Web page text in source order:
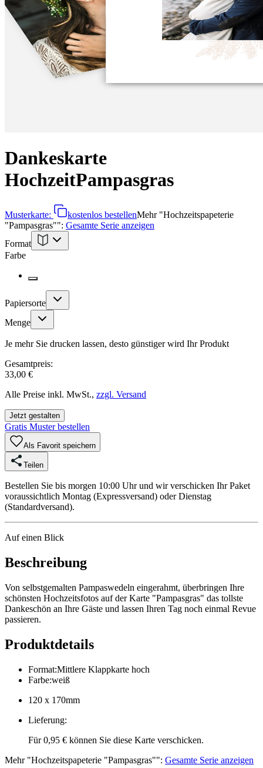
Dankeskarte
HochzeitPampasgras
Musterkarte: kostenlos bestellenMehr"Hochzeitspapeterie
"Pampasgras"": Gesamte Serie anzeigen
Format
Farbe
Papiersorte
Menge
Je mehr Sie drucken lassen, desto günstiger wird Ihr Produkt
Gesamtpreis:
33,00 €
Alle Preise inkl. MwSt., zzgl. Versand
Jetzt gestalten
Gratis Muster bestellen
Als Favorit speichern
Teilen
Bestellen Sie bis morgen 10:00 Uhr und wir verschicken Ihr Paket
voraussichtlich Montag (Expressversand) oder Dienstag
(Standardversand).
Auf einen Blick
Beschreibung
Von selbstgemalten Pampaswedeln eingerahmt, überbringen Ihre
schönsten Hochzeitsfotos auf der Karte "Pampasgras" das tollste
Dankeschön an Ihre Gäste und lassen Ihren Tag noch einmal Revue
passieren.
Produktdetails
Format:Mittlere Klappkarte hoch
Farbe:weiß
120 x 170mm
Lieferung:
Für 0,95 € können Sie diese Karte verschicken.
Mehr"Hochzeitspapeterie "Pampasgras"": Gesamte Serie anzeigen